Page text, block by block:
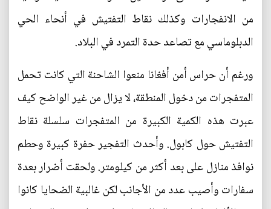
من الانفجارات وكذلك نقاط التفتيش في أنحاء الحي
الدبلوماسي مع تصاعد حدة التمرد في البلاد.
ورغم أن حراس أمن أفغانا منعوا الشاحنة التي كانت تحمل
المتفجرات من دخول المنطقة، لا يزال من غير الواضح كيف
عبرت هذه الكمية الكبيرة من المتفجرات سلسلة نقاط
التفتيش حول كابول. وأحدث التفجير حفرة كبيرة وحطم
نوافذ منازل على بعد أكثر من كيلومتر. ولحقت أضرار بعدة
سفارات وأصيب عدد من الأجانب لكن غالبية الضحايا كانوا